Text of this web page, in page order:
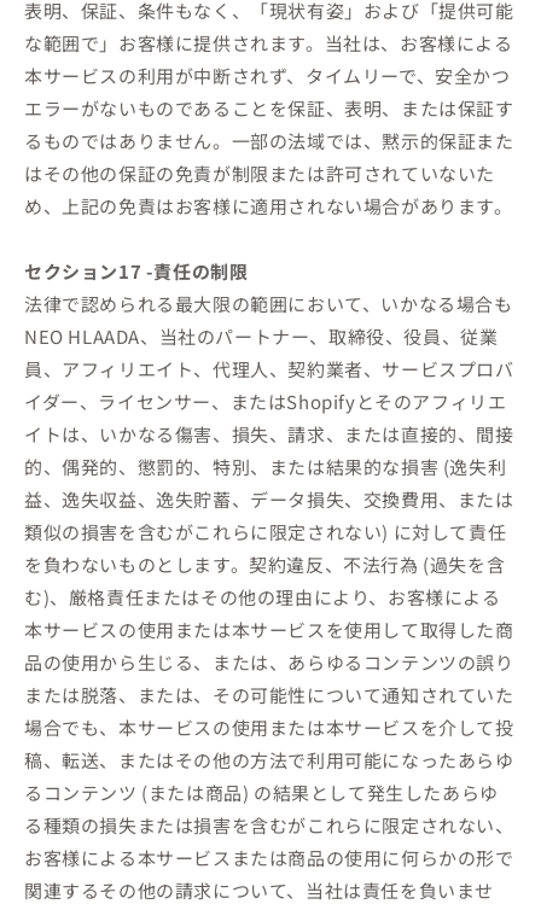
表明、保証、条件もなく、「現状有姿」および「提供可能
な範囲で」お客様に提供されます。当社は、お客様による
本サービスの利用が中断されず、タイムリーで、安全かつ
エラーがないものであることを保証、表明、または保証す
るものではありません。一部の法域では、黙示的保証また
はその他の保証の免責が制限または許可されていないた
め、上記の免責はお客様に適用されない場合があります。
セクション17 -責任の制限
法律で認められる最大限の範囲において、いかなる場合も
NEO HLAADA、当社のパートナー、取締役、役員、従業
員、アフィリエイト、代理人、契約業者、サービスプロバ
イダー、ライセンサー、またはShopifyとそのアフィリエ
イトは、いかなる傷害、損失、請求、または直接的、間接
的、偶発的、懲罰的、特別、または結果的な損害 (逸失利
益、逸失収益、逸失貯蓄、データ損失、交換費用、または
類似の損害を含むがこれらに限定されない) に対して責任
を負わないものとします。契約違反、不法行為 (過失を含
む)、厳格責任またはその他の理由により、お客様による
本サービスの使用または本サービスを使用して取得した商
品の使用から生じる、または、あらゆるコンテンツの誤り
または脱落、または、その可能性について通知されていた
場合でも、本サービスの使用または本サービスを介して投
稿、転送、またはその他の方法で利用可能になったあらゆ
るコンテンツ (または商品) の結果として発生したあらゆ
る種類の損失または損害を含むがこれらに限定されない、
お客様による本サービスまたは商品の使用に何らかの形で
関連するその他の請求について、当社は責任を負いませ